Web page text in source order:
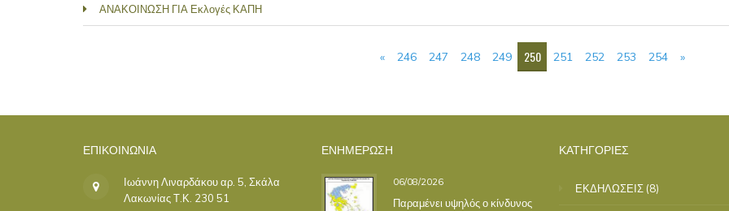
ΑΝΑΚΟΙΝΩΣΗ ΓΙΑ Εκλογές ΚΑΠΗ
« 246 247 248 249 250 251 252 253 254 »
ΕΠΙΚΟΙΝΩΝΊΑ
Ιωάννη Λιναρδάκου αρ. 5, Σκάλα
Λακωνίας Τ.Κ. 230 51
ΕΝΗΜΕΡΩΣΗ
06/08/2026
Παραμένει υψηλός ο κίνδυνος
ΚΑΤΗΓΟΡΙΕΣ
ΕΚΔΗΛΩΣΕΙΣ (8)